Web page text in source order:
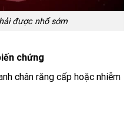
được nhổ sớm
chứng
chân răng cấp hoặc nhiễm